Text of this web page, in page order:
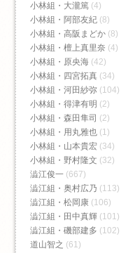
小林組・大瀧篤 (4)
小林組・阿部友紀 (8)
小林組・高阪まどか (8)
小林組・檀上真里奈 (4)
小林組・原央海 (42)
小林組・四宮拓真 (34)
小林組・河田紗弥 (104)
小林組・得津有明 (2)
小林組・森田隼司 (2)
小林組・用丸雅也 (1)
小林組・山本貴宏 (34)
小林組・野村隆文 (32)
澁江俊一 (667)
澁江組・奥村広乃 (113)
澁江組・松岡康 (106)
澁江組・田中真輝 (101)
澁江組・磯部建多 (102)
道山智之 (61)